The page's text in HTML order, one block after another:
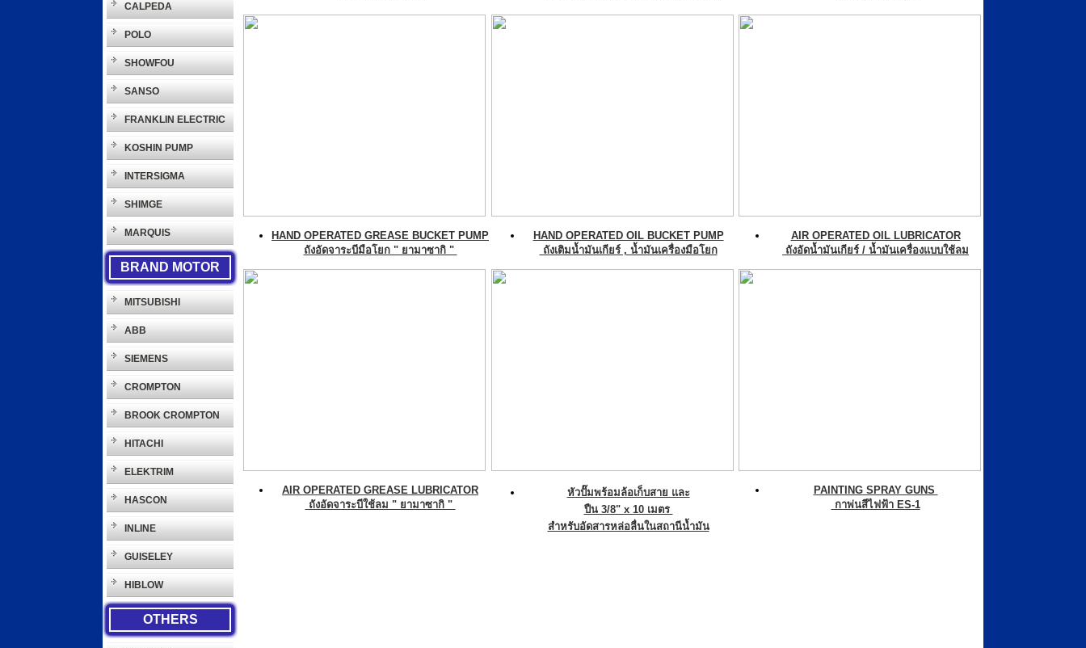
CALPEDA
POLO
SHOWFOU
SANSO
FRANKLIN ELECTRIC
KOSHIN PUMP
INTERSIGMA
SHIMGE
MARQUIS
BRAND MOTOR
MITSUBISHI
ABB
SIEMENS
CROMPTON
BROOK CROMPTON
HITACHI
ELEKTRIM
HASCON
INLINE
GUISELEY
HIBLOW
OTHERS
HAND OPERATED GREASE BUCKET PUMP
ถังอัดจาระบีมือโยก " ยามาซากิ "
AIR OPERATED GREASE LUBRICATOR
ถังอัดจาระบีใช้ลม " ยามาซากิ "
HAND OPERATED OIL BUCKET PUMP
ถังเติมน้ำมันเกียร์ , น้ำมันเครื่องมือโยก
หัวปั๊มพร้อมล้อเก็บสาย และ
ปืน 3/8" x 10 เมตร
สำหรับอัดสารหล่อลื่นในสถานีน้ำมัน
AIR OPERATED OIL LUBRICATOR
ถังอัดน้ำมันเกียร์ / น้ำมันเครื่องแบบใช้ลม
PAINTING SPRAY GUNS
กาพ่นสีไฟฟ้า ES-1